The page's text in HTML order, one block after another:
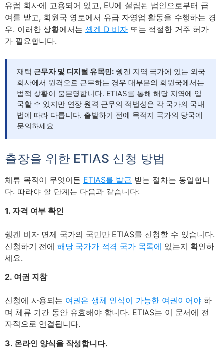
유럽 회사에 고용되어 있고, EU에 설립된 법인으로부터 급
여를 받고, 회원국 영토에서 유급 자영업 활동을 수행하는 경
우. 이러한 상황에서는 솅겐 D 비자 또는 적절한 거주 허가
가 필요합니다.
재택 근무자 및 디지털 유목민: 쉥겐 지역 국가에 있는 외국
회사에서 원격으로 근무하는 경우 대부분의 회원국에서는
법적 상황이 불분명합니다. ETIAS를 통해 해당 지역에 입
국할 수 있지만 연장 원격 근무의 적법성은 각 국가의 국내
법에 따라 다릅니다. 출발하기 전에 목적지 국가의 당국에
문의하세요.
출장을 위한 ETIAS 신청 방법
체류 목적이 무엇이든 ETIAS를 발급 받는 절차는 동일합니
다. 따라야 할 단계는 다음과 같습니다:
1. 자격 여부 확인
쉥겐 비자 면제 국가의 국민만 ETIAS를 신청할 수 있습니다.
신청하기 전에 해당 국가가 적격 국가 목록에 있는지 확인하
세요.
2. 여권 지참
신청에 사용되는 여권은 생체 인식이 가능한 여권이어야 하
며 체류 기간 동안 유효해야 합니다. ETIAS는 이 문서에 전
자적으로 연결됩니다.
3. 온라인 양식을 작성합니다.